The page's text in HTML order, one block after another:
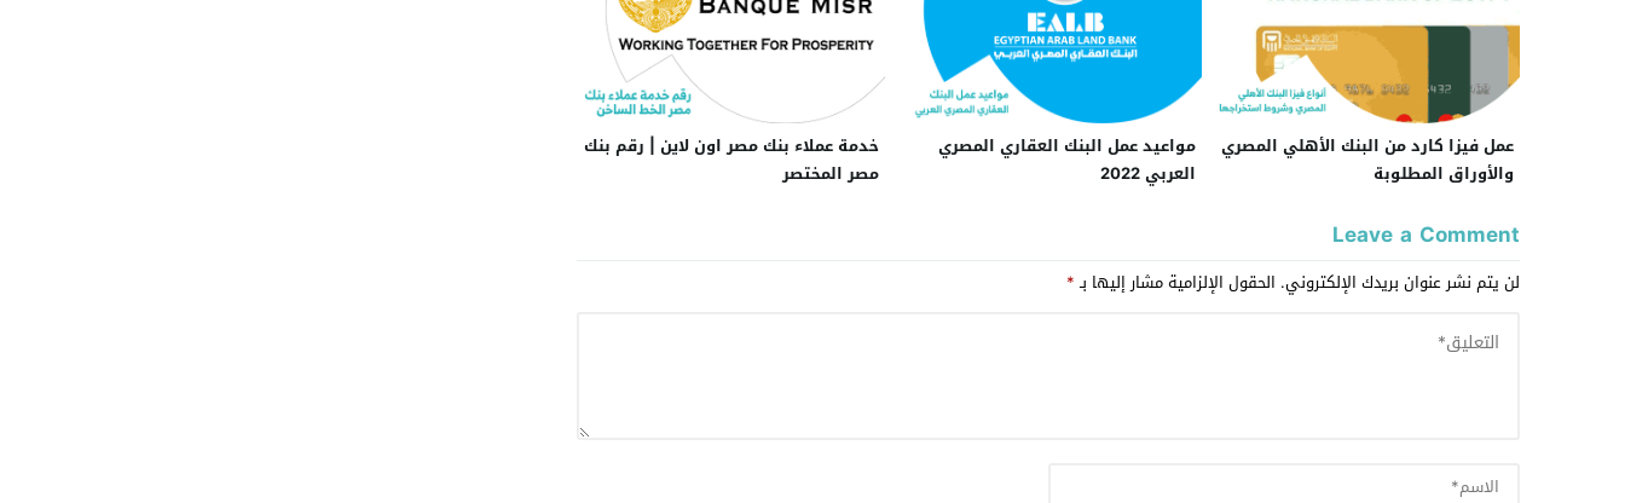
عمل فيزا كارد من البنك الأهلي المصري
والأوراق المطلوبة
مواعيد عمل البنك العقاري المصري
العربي 2022
خدمة عملاء بنك مصر اون لاين | رقم بنك
مصر المختصر
Leave a Comment
لن يتم نشر عنوان بريدك الإلكتروني. الحقول الإلزامية مشار إليها بـ*